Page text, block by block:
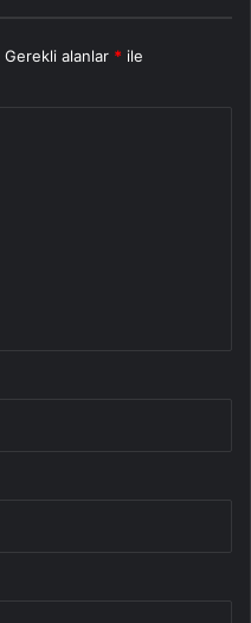
Gerekli alanlar * ile